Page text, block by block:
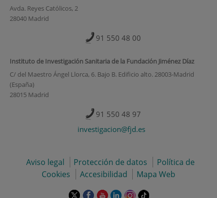
Avda. Reyes Católicos, 2
28040 Madrid
91 550 48 00
Instituto de Investigación Sanitaria de la Fundación Jiménez Díaz
C/ del Maestro Ángel Llorca, 6. Bajo B. Edificio alto. 28003-Madrid
(España)
28015 Madrid
91 550 48 97
investigacion@fjd.es
Aviso legal Protección de datos
Política de
Cookies
Accesibilidad Mapa Web
EsteEsteEsteEsteEsteEnlace